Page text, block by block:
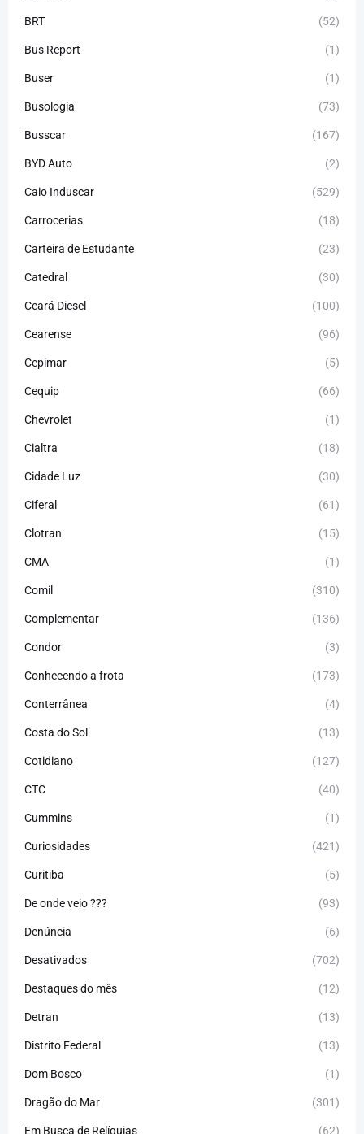
BRT (52)
Bus Report (1)
Buser (1)
Busologia (73)
Busscar (167)
BYD Auto (2)
Caio Induscar (529)
Carrocerias (18)
Carteira de Estudante (23)
Catedral (30)
Ceará Diesel (100)
Cearense (96)
Cepimar (5)
Cequip (66)
Chevrolet (1)
Cialtra (18)
Cidade Luz (30)
Ciferal (61)
Clotran (15)
CMA (1)
Comil (310)
Complementar (136)
Condor (3)
Conhecendo a frota (173)
Conterrânea (4)
Costa do Sol (13)
Cotidiano (127)
CTC (40)
Cummins (1)
Curiosidades (421)
Curitiba (5)
De onde veio ??? (93)
Denúncia (6)
Desativados (702)
Destaques do mês (12)
Detran (13)
Distrito Federal (13)
Dom Bosco (1)
Dragão do Mar (301)
Em Busca de Relíquias (62)